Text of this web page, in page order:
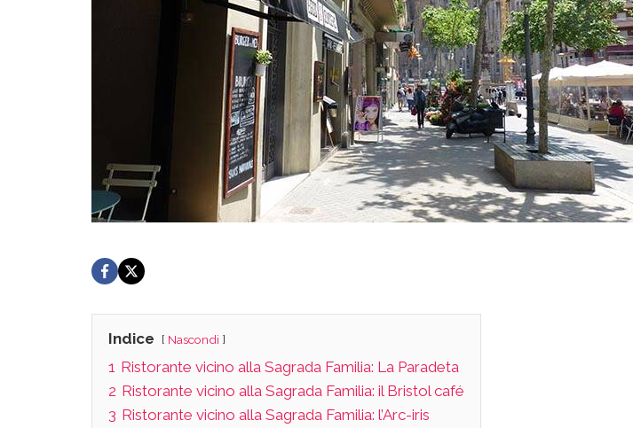
Indice Nascondi
1 Ristorante vicino alla Sagrada Familia: La Paradeta
2 Ristorante vicino alla Sagrada Familia: il Bristol café
3 Ristorante vicino alla Sagrada Familia: l’Arc-iris